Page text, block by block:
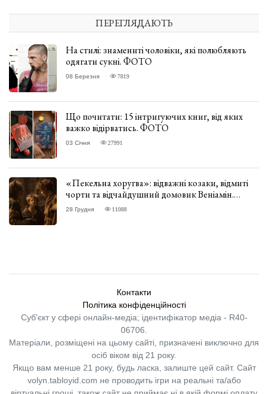
ПЕРЕГЛЯДАЮТЬ
На стилі: знамениті чоловіки, які полюбляють
одягати сукні. ФОТО
08 Березня 7819
Що почитати: 15 інтригуючих книг, від яких
важко відірватись. ФОТО
03 Січня 27991
«Пекельна хоругва»: відважні козаки, відмиті
чорти та відчайдушний домовик Веніамін.
ВІДГУК
28 Грудня 11088
Контакти
Політика конфіденційності
Суб'єкт у сфері онлайн-медіа; ідентифікатор медіа - R40-
06706.
Матеріали, розміщені на цьому сайті, призначені виключно для
осіб віком від 21 року.
Якщо вам менше 21 року, будь ласка, залиште цей сайт. Сайт
volyn.tabloyid.com не проводить ігри на реальні та/або